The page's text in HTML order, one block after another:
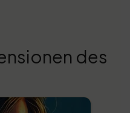
des